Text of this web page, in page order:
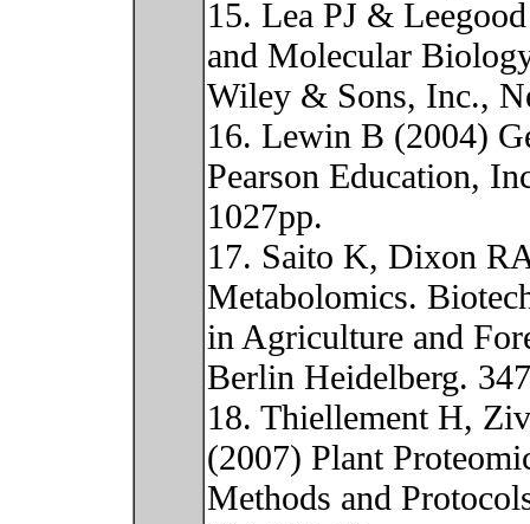
15. Lea PJ &
and Molecular
Wiley & Sons, Inc.,
16. Lewin B (2004)
Pearson Education,
1027pp.
17. Saito K, Dixon
Metabolomics.
in Agriculture and
Berlin Heidelberg.
18. Thiellement H,
(2007) Plant
Methods and